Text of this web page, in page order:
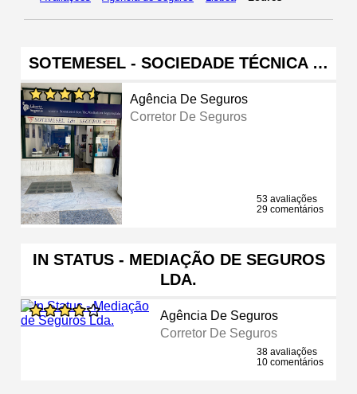
SOTEMESEL - SOCIEDADE TÉCNICA …
Agência De Seguros
Corretor De Seguros
53 avaliações
29 comentários
IN STATUS - MEDIAÇÃO DE SEGUROS
LDA.
Agência De Seguros
Corretor De Seguros
38 avaliações
10 comentários